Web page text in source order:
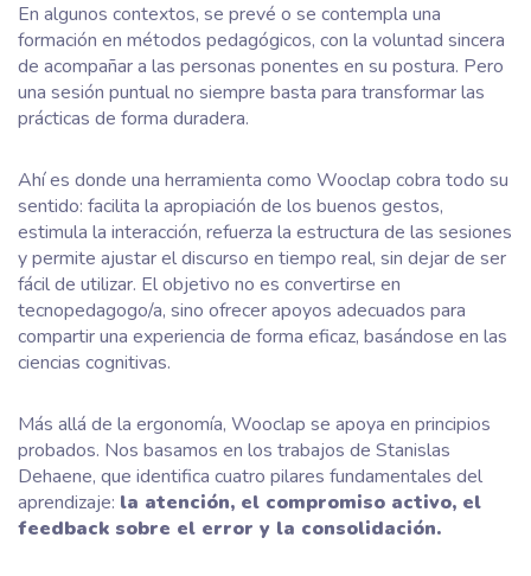
En algunos contextos, se prevé o se contempla una
formación en métodos pedagógicos, con la voluntad sincera
de acompañar a las personas ponentes en su postura. Pero
una sesión puntual no siempre basta para transformar las
prácticas de forma duradera.
Ahí es donde una herramienta como Wooclap cobra todo su
sentido: facilita la apropiación de los buenos gestos,
estimula la interacción, refuerza la estructura de las sesiones
y permite ajustar el discurso en tiempo real, sin dejar de ser
fácil de utilizar. El objetivo no es convertirse en
tecnopedagogo/a, sino ofrecer apoyos adecuados para
compartir una experiencia de forma eficaz, basándose en las
ciencias cognitivas.
Más allá de la ergonomía, Wooclap se apoya en principios
probados. Nos basamos en los trabajos de Stanislas
Dehaene, que identifica cuatro pilares fundamentales del
aprendizaje: la atención, el compromiso activo, el
feedback sobre el error y la consolidación.